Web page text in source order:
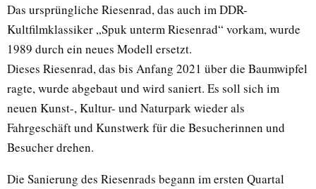
Das ursprüngliche Riesenrad, das auch im DDR-
Kultfilmklassiker „Spuk unterm Riesenrad“ vorkam, wurde
1989 durch ein neues Modell ersetzt.
Dieses Riesenrad, das bis Anfang 2021 über die Baumwipfel
ragte, wurde abgebaut und wird saniert. Es soll sich im
neuen Kunst-, Kultur- und Naturpark wieder als
Fahrgeschäft und Kunstwerk für die Besucherinnen und
Besucher drehen.
Die Sanierung des Riesenrads begann im ersten Quartal